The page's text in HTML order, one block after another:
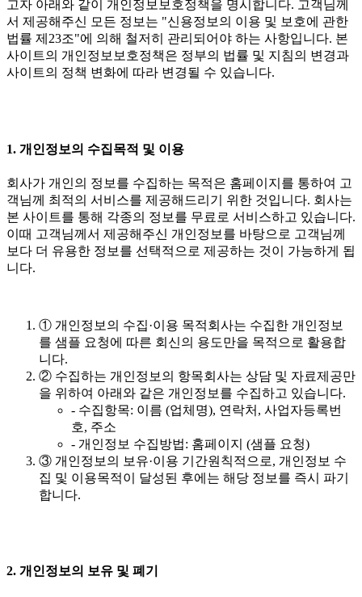
고자 아래와 같이 개인정보보호정책을 명시합니다. 고객님께
서 제공해주신 모든 정보는 "신용정보의 이용 및 보호에 관한
법률 제23조"에 의해 철저히 관리되어야 하는 사항입니다. 본
사이트의 개인정보보호정책은 정부의 법률 및 지침의 변경과
사이트의 정책 변화에 따라 변경될 수 있습니다.
1. 개인정보의 수집목적 및 이용
회사가 개인의 정보를 수집하는 목적은 홈페이지를 통하여 고
객님께 최적의 서비스를 제공해드리기 위한 것입니다. 회사는
본 사이트를 통해 각종의 정보를 무료로 서비스하고 있습니다.
이때 고객님께서 제공해주신 개인정보를 바탕으로 고객님께
보다 더 유용한 정보를 선택적으로 제공하는 것이 가능하게 됩
니다.
① 개인정보의 수집·이용 목적회사는 수집한 개인정보
를 샘플 요청에 따른 회신의 용도만을 목적으로 활용합
니다.
② 수집하는 개인정보의 항목회사는 상담 및 자료제공만
을 위하여 아래와 같은 개인정보를 수집하고 있습니다.
- 수집항목: 이름 (업체명), 연락처, 사업자등록번
호, 주소
- 개인정보 수집방법: 홈페이지 (샘플 요청)
③ 개인정보의 보유·이용 기간원칙적으로, 개인정보 수
집 및 이용목적이 달성된 후에는 해당 정보를 즉시 파기
합니다.
2. 개인정보의 보유 및 폐기